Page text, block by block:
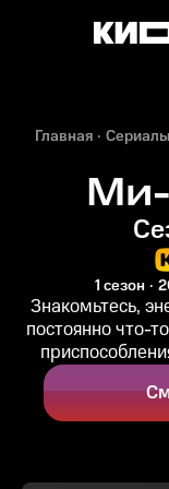
Главная Сериалы
1 сезон
Знакомьтесь,
постоянно что-